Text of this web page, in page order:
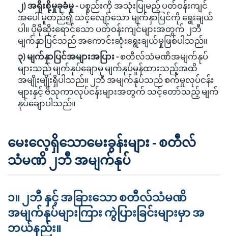
၂) အရိုးစို့မှုခုခံမှု -ပစ္စည်းကို အသုံးပြုမည့် ပတ်ဝန်းကျင်
အပေါ် မူတည်၍ သင့်လျော်သော မျက်နှာပြင်ကို ရွေးချယ်
ပါ။ ပိုမိုဆိုးရောင်သော ပတ်ဝန်းကျင်များအတွက် ၂ဘီ
မျက်နှာပြင်သည် အကောင်းဆုံးရွေးချယ်မှုဖြစ်ပါသည်။
၃) မျက်နှာပြင်အများအပြား -စတီလ်သံမဏိအမျက်နုပ်
များသည် မျက်နုပ်ချောမှ မျက်နုပ်မှုန်ထားသည့်အထိ
အမျိုးမျိုးရှိပါသည်။ ၂ဘီ အမျက်နုပ်သည် စက်မှုလုပ်ငန်း
များနှင့် ဗိသုကာလုပ်ငန်းများအတွက် သင့်တော်သည့် မျက်
နုပ်ချောပါသည်။
မေးလေ့ရှိသောမေးခွန်းများ - စတီလ်
သံမဏိ ၂ဘီ အမျက်နုပ်
၁။ ၂ဘီ နှင့် အခြားသော စတီလ်သံမဏိ
အမျက်နုပ်များကြား ကွဲပြားခြင်းများမှာ အ
ဘယ်နည်း။